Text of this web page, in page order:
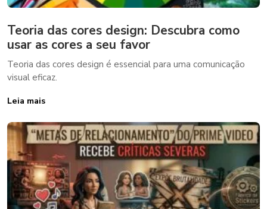
Teoria das cores design: Descubra como
usar as cores a seu favor
Teoria das cores design é essencial para uma comunicação
visual eficaz.
Leia mais